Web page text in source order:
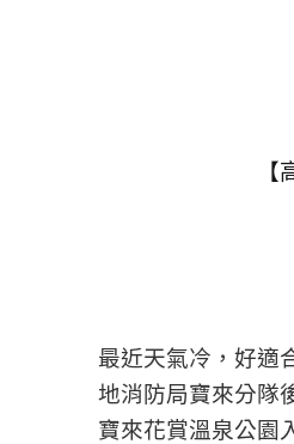
最近天氣冷，好適
地消防局寶來分隊
寶來花賞溫泉公